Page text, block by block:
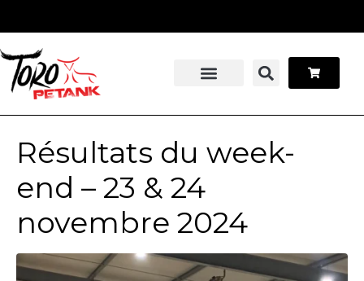
Résultats du week-
end – 23 & 24
novembre 2024